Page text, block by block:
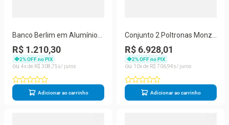
Banco Berlim em Alumínio
com Almofadas Fendi
Trama Original
R$ 1.210,30
2% OFF no PIX
4
R$ 308 75
Adicionar ao carrinho
Conjunto 2 Poltronas Monza
e Mesa Centro Alumínio
Corda Náutica Estofado
Impermeável Terracota
Trama
R$ 6.928,01
2% OFF no PIX
10
R$ 70694
Adicionar ao carrinho